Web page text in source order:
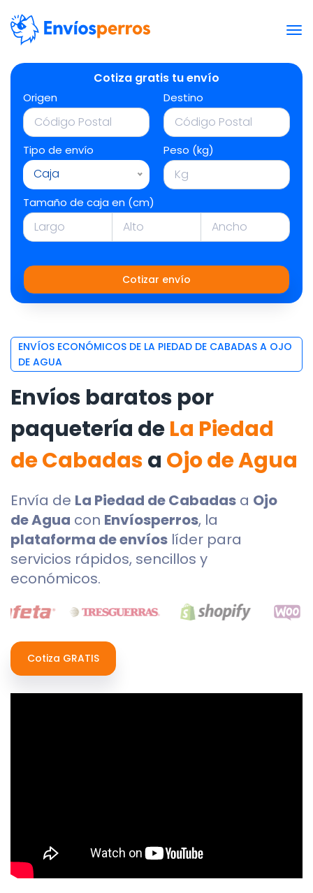
Cotiza gratis tu envío
Origen Destino
Tipo de envío
Caja
Peso (kg)
Tamaño de caja en (cm)
Cotizar envío
ENVÍOS ECONÓMICOS DE LA PIEDAD DE CABADAS A OJO
DE AGUA
Envíos baratos por
paquetería deLa Piedad
de Cabadasa Ojo de Agua
Envía de La Piedad de Cabadas a Ojo
de Agua con Envíosperros, la
plataforma de envíos líder para
servicios rápidos, sencillos y
económicos.
Cotiza GRATIS